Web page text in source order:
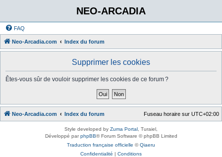
NEO-ARCADIA
FAQ
Neo-Arcadia.com Index du forum
Supprimer les cookies
Êtes-vous sûr de vouloir supprimer les cookies de ce forum ?
Neo-Arcadia.com Index du forum Fuseau horaire sur UTC+02:00
Style developed by Zuma Portal , Turaiel,
Développé parphpBB® Forum Software © phpBB Limited
Traduction française officielle ©Qiaeru
Confidentialité | Conditions